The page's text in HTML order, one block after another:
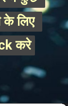
के लिए
करे
के लिए
करे